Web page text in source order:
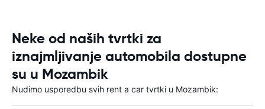
Neke od naših tvrtki za
iznajmljivanje automobila dostupne
su u Mozambik
Nudimo usporedbu svih rent a car tvrtki u Mozambik: